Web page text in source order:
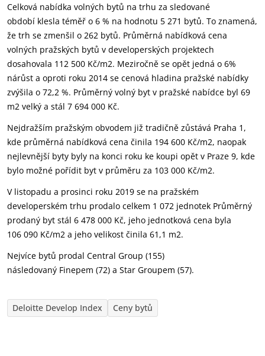
Celková nabídka volných bytů na trhu za sledované
období klesla téměř o 6 % na hodnotu 5 271 bytů. To znamená,
že trh se zmenšil o 262 bytů. Průměrná nabídková cena
volných pražských bytů v developerských projektech
dosahovala 112 500 Kč/m2. Meziročně se opět jedná o 6%
nárůst a oproti roku 2014 se cenová hladina pražské nabídky
zvýšila o 72,2 %. Průměrný volný byt v pražské nabídce byl 69
m2 velký a stál 7 694 000 Kč.
Nejdražším pražským obvodem již tradičně zůstává Praha 1,
kde průměrná nabídková cena činila 194 600 Kč/m2, naopak
nejlevnější byty byly na konci roku ke koupi opět v Praze 9, kde
bylo možné pořídit byt v průměru za 103 000 Kč/m2.
Vlistopadu a prosinci roku 2019 se na pražském
developerském trhu prodalo celkem 1 072 jednotek Průměrný
prodaný byt stál 6 478 000 Kč, jeho jednotková cena byla
106 090 Kč/m2 a jeho velikost činila 61,1 m2.
Nejvíce bytů prodal Central Group (155)
následovaný Finepem (72) a Star Groupem (57).
Deloitte Develop Index Ceny bytů